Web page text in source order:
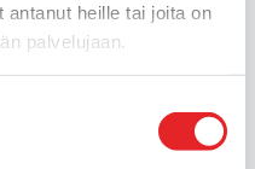
antanut heille tai joita on
palvelujaan.